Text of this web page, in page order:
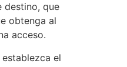
destino, que
obtenga al
acceso.
el